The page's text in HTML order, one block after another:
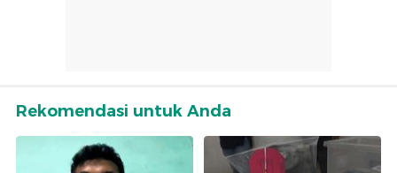
Rekomendasi untuk Anda